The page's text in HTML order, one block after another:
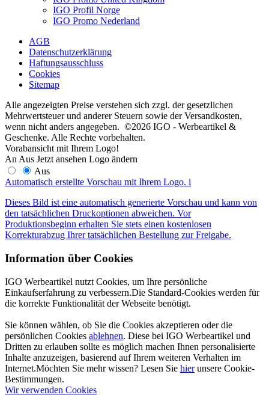
IGO Profil Norge
IGO Promo Nederland
AGB
Datenschutzerklärung
Haftungsausschluss
Cookies
Sitemap
Alle angezeigten Preise verstehen sich zzgl. der gesetzlichen
Mehrwertsteuer und anderer Steuern sowie der Versandkosten,
wenn nicht anders angegeben. ©2026 IGO - Werbeartikel &
Geschenke. Alle Rechte vorbehalten.
Vorabansicht mit Ihrem Logo!
An Aus Jetzt ansehen Logo ändern
Aus
Automatisch erstellte Vorschau mit Ihrem Logo. i
Dieses Bild ist eine automatisch generierte Vorschau und kann von
den tatsächlichen Druckoptionen abweichen. Vor
Produktionsbeginn erhalten Sie stets einen kostenlosen
Korrekturabzug Ihrer tatsächlichen Bestellung zur Freigabe.
Information über Cookies
IGO Werbeartikel nutzt Cookies, um Ihre persönliche
Einkaufserfahrung zu verbessern.Die Standard-Cookies werden für
die korrekte Funktionalität der Webseite benötigt.
Sie können wählen, ob Sie die Cookies akzeptieren oder die
persönlichen Cookies ablehnen. Diese bei IGO Werbeartikel und
Dritten zu erlauben sollte es möglich machen Ihnen personalisierte
Inhalte anzuzeigen, basierend auf Ihrem weiteren Verhalten im
Internet.Möchten Sie mehr wissen? Lesen Sie hierunsere Cookie-
Bestimmungen.
Wir verwenden Cookies